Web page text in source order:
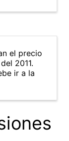
el precio
2011.
ir a la